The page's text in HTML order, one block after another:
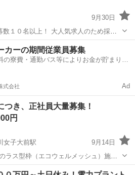
9月30日
名以上！ 大人気求人のため採用
いただきます！ 問合わせのための応募
気になりましたら気軽にご応募下さ
カーの期間従業員募集
の寮費・通勤バス等によりお金が貯まりや
式会社 Ad
つき、正社員大量募集！
円
女子大前駅
9月14日
ラス型枠（エコウェルメッシュ）施工
（1か月で基本的な事はできます） イ
庫川女子大前駅 事業拡大